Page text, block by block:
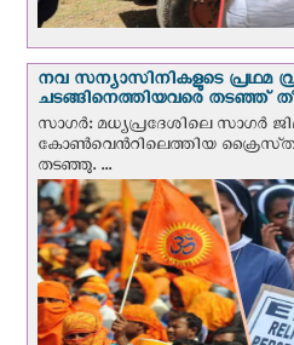
നവ സന്യാസിനികളുടെ പ്രഥമ
ചടങ്ങിനെത്തിയവരെ തടഞ്ഞ്
സാഗർ: മധ്യപ്രദേശിലെ സാഗർ
കോൺവെന്‍റിലെത്തിയ
തടഞ്ഞു. ...